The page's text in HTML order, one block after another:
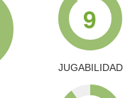
9
JUGABILIDAD